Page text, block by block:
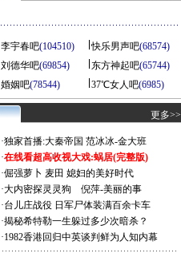
李宇春吧(104510) 快乐男声吧(68574)
刘德华吧(69854) 东方神起吧(65744)
婚姻吧(78544) 37℃女人吧(6985)
更多>>
·独家首播:大秦帝国 范冰冰-金大班
·在线看超高收视大戏:蜗居(完整版)
·倔强萝卜 麦田 媳妇的美好时代
·大内密探灵灵狗
倪萍-美丽的事
·台儿庄战役 日军尸体装满百余卡车
·揭秘希特勒一生躲过多少次暗杀？
·1982香港回归中英谈判鲜为人知内幕